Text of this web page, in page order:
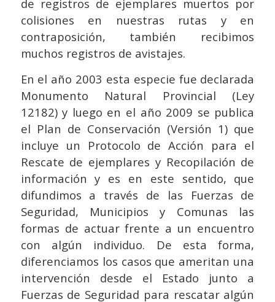
de registros de ejemplares muertos por
colisiones en nuestras rutas y en
contraposición, también recibimos
muchos registros de avistajes.
En el año 2003 esta especie fue declarada
Monumento Natural Provincial (Ley
12182) y luego en el año 2009 se publica
el Plan de Conservación (Versión 1) que
incluye un Protocolo de Acción para el
Rescate de ejemplares y Recopilación de
información y es en este sentido, que
difundimos a través de las Fuerzas de
Seguridad, Municipios y Comunas las
formas de actuar frente a un encuentro
con algún individuo. De esta forma,
diferenciamos los casos que ameritan una
intervención desde el Estado junto a
Fuerzas de Seguridad para rescatar algún